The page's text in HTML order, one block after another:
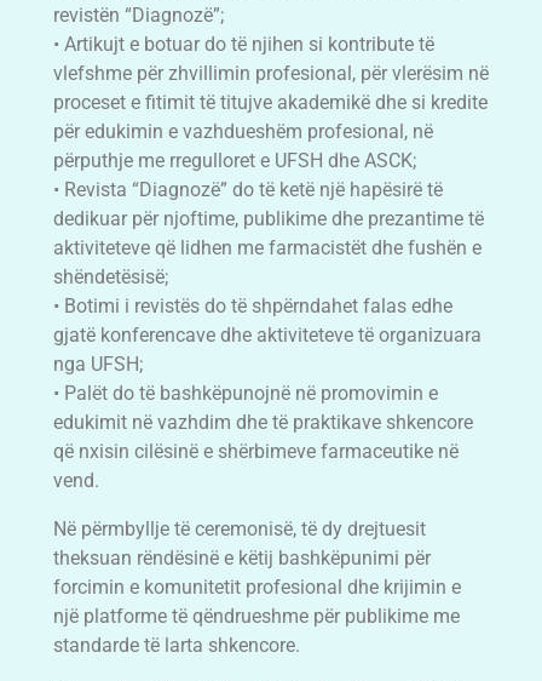
revistën “Diagnozë”;
• Artikujt e botuar do të njihen si kontribute të
vlefshme për zhvillimin profesional, për vlerësim në
proceset e fitimit të titujve akademikë dhe si kredite
për edukimin e vazhdueshëm profesional, në
përputhje me rregulloret e UFSH dhe ASCK;
• Revista “Diagnozë” do të ketë një hapësirë të
dedikuar për njoftime, publikime dhe prezantime të
aktiviteteve që lidhen me farmacistët dhe fushën e
shëndetësisë;
• Botimi i revistës do të shpërndahet falas edhe
gjatë konferencave dhe aktiviteteve të organizuara
nga UFSH;
• Palët do të bashkëpunojnë në promovimin e
edukimit në vazhdim dhe të praktikave shkencore
që nxisin cilësinë e shërbimeve farmaceutike në
vend.
Në përmbyllje të ceremonisë, të dy drejtuesit
theksuan rëndësinë e këtij bashkëpunimi për
forcimin e komunitetit profesional dhe krijimin e
një platforme të qëndrueshme për publikime me
standarde të larta shkencore.